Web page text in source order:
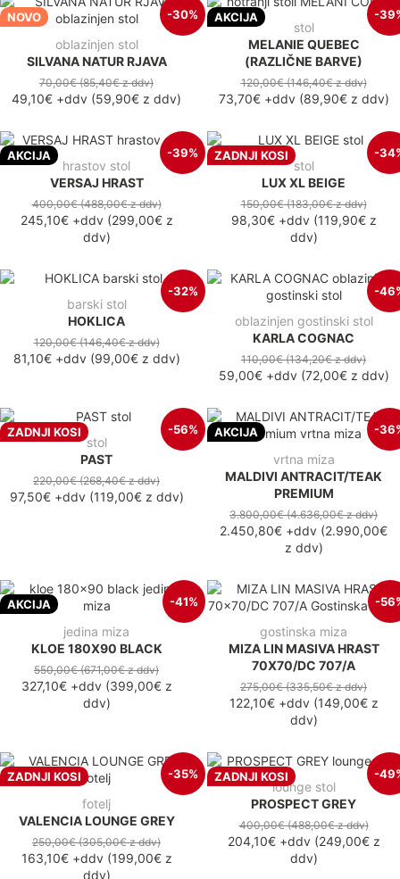
NOVO -30%
oblazinjen stol
SILVANA NATUR RJAVA
70,00€(85,40€z ddv)
49,10€ +ddv (59,90€ z ddv)
AKCIJA -
stol
MELANIE QUEBEC
(RAZLIČNE BARVE)
120,00€(146,40€z ddv)
73,70€+ddv(89,90€z ddv)
AKCIJA -39%
hrastov stol
VERSAJ HRAST
400,00€(488,00€z ddv)
245,10€+ddv(299,00€z
ddv)
ZADNJI KOSI -
stol
LUX XL BEIGE
150,00€(183,00€z ddv)
98,30€+ddv(119,90€z
ddv)
-32%
barski stol
HOKLICA
120,00€(146,40€z ddv)
81,10€+ddv(99,00€z ddv)
-
oblazinjen gostinski stol
KARLA COGNAC
110,00€(134,20€z ddv)
59,00€+ddv(72,00€z ddv)
ZADNJI KOSI -56%
stol
PAST
220,00€(268,40€z ddv)
97,50€+ddv(119,00€z ddv)
AKCIJA -
vrtna miza
MALDIVI ANTRACIT/TEAK
PREMIUM
3.800,00€(4.636,00€z ddv)
2.450,80€ +ddv (2.990,00€
z ddv)
AKCIJA -41%
jedina miza
KLOE 180X90 BLACK
550,00€(671,00€z ddv)
327,10€+ddv(399,00€z
ddv)
-
gostinska miza
MIZA LIN MASIVA HRAST
70X70/DC 707/A
275,00€(335,50€z ddv)
122,10€+ddv(149,00€z
ddv)
ZADNJI KOSI -35%
fotelj
VALENCIA LOUNGE GREY
250,00€(305,00€z ddv)
163,10€+ddv(199,00€z
ddv)
ZADNJI KOSI -
lounge stol
PROSPECT GREY
400,00€(488,00€z ddv)
204,10€+ddv(249,00€z
ddv)